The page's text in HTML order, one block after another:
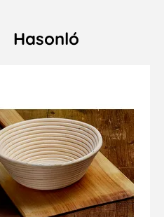
Hasonló